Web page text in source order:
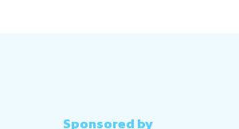
Sponsored by